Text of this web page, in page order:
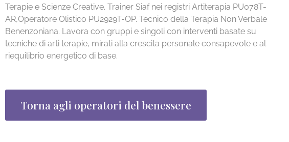
Terapie e Scienze Creative. Trainer Siaf nei registri Artiterapia PU078T-
AR,Operatore Olistico PU2929T-OP. Tecnico della Terapia Non Verbale
Benenzoniana. Lavora con gruppi e singoli con interventi basate su
tecniche di arti terapie, mirati alla crescita personale consapevole e al
riequilibrio energetico di base.
Torna agli operatori del benessere